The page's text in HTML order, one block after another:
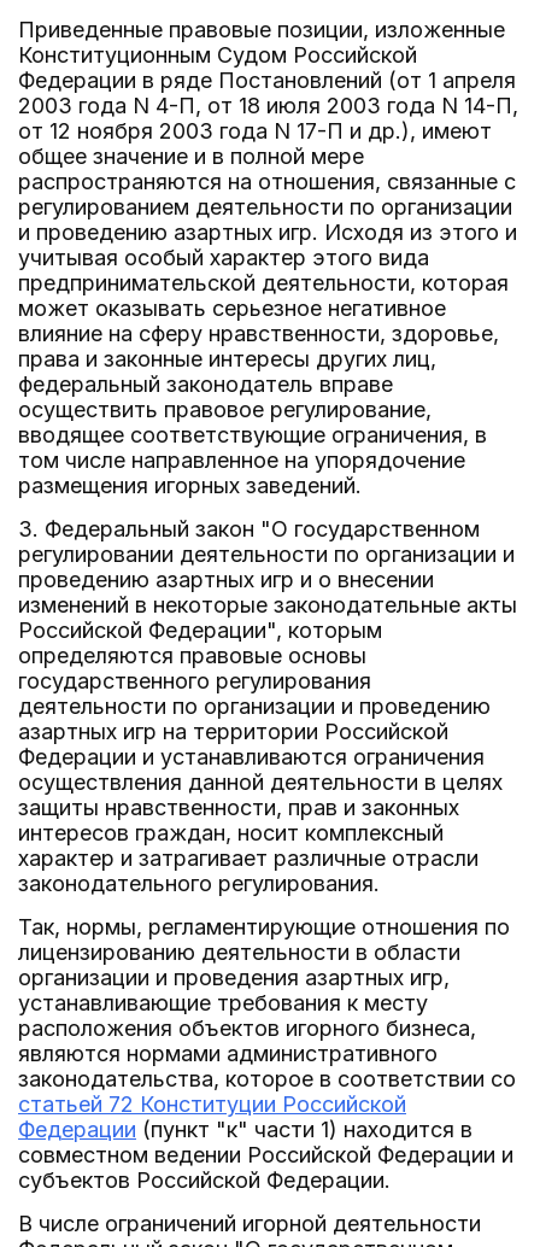
Приведенные правовые позиции, изложенные
Конституционным Судом Российской
Федерации в ряде Постановлений (от 1 апреля
2003 года N 4-П, от 18 июля 2003 года N 14-П,
от 12 ноября 2003 года N 17-П и др.), имеют
общее значение и в полной мере
распространяются на отношения, связанные с
регулированием деятельности по организации
и проведению азартных игр. Исходя из этого и
учитывая особый характер этого вида
предпринимательской деятельности, которая
может оказывать серьезное негативное
влияние на сферу нравственности, здоровье,
права и законные интересы других лиц,
федеральный законодатель вправе
осуществить правовое регулирование,
вводящее соответствующие ограничения, в
том числе направленное на упорядочение
размещения игорных заведений.
3. Федеральный закон "О государственном
регулировании деятельности по организации и
проведению азартных игр и о внесении
изменений в некоторые законодательные акты
Российской Федерации", которым
определяются правовые основы
государственного регулирования
деятельности по организации и проведению
азартных игр на территории Российской
Федерации и устанавливаются ограничения
осуществления данной деятельности в целях
защиты нравственности, прав и законных
интересов граждан, носит комплексный
характер и затрагивает различные отрасли
законодательного регулирования.
Так, нормы, регламентирующие отношения по
лицензированию деятельности в области
организации и проведения азартных игр,
устанавливающие требования к месту
расположения объектов игорного бизнеса,
являются нормами административного
законодательства, которое в соответствии со
статьей 72 Конституции Российской
Федерации (пункт "к" части 1) находится в
совместном ведении Российской Федерации и
субъектов Российской Федерации.
В числе ограничений игорной деятельности